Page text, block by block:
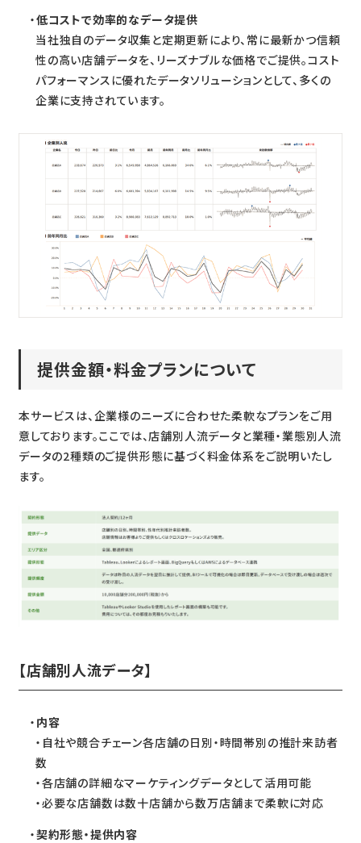
低コストで効率的なデータ提供
当社独自のデータ収集と定期更新により、常に最新かつ信頼
性の高い店舗データを、リーズナブルな価格でご提供。コスト
パフォーマンスに優れたデータソリューションとして、多くの
企業に支持されています。
提供金額・料金プランについて
本サービスは、企業様のニーズに合わせた柔軟なプランをご用
意しております。ここでは、店舗別人流データと業種・業態別人流
データの2種類のご提供形態に基づく料金体系をご説明いたし
ます。
【店舗別人流データ】
内容
・自社や競合チェーン各店舗の日別・時間帯別の推計来訪者
数
・各店舗の詳細なマーケティングデータとして活用可能
・必要な店舗数は数十店舗から数万店舗まで柔軟に対応
契約形態・提供内容